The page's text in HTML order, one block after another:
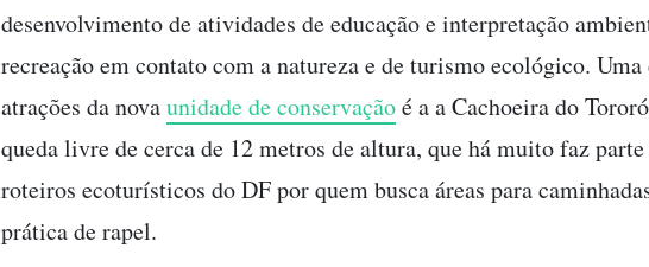
desenvolvimento de atividades de educação e interpretação
recreação em contato com a natureza e de turismo ecológico. Uma
atrações da novaunidade de conservaçãoé a a Cachoeira do
queda livre de cerca de 12 metros de altura, que há muito faz
roteiros ecoturísticos do DF por quem busca áreas para
prática de rapel.